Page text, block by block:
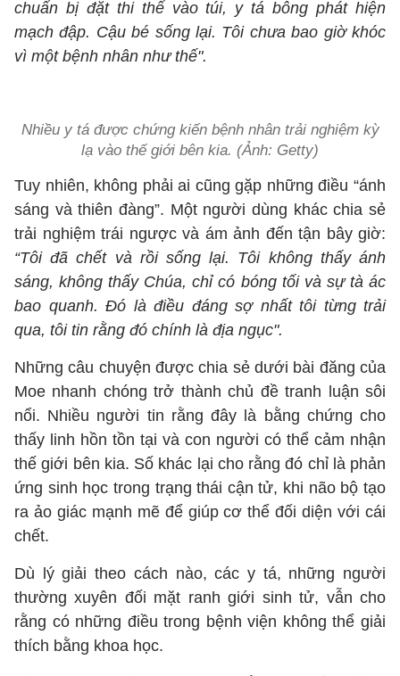
chuẩn bị đặt thi thể vào túi, y tá bỗng phát hiện
mạch đập. Cậu bé sống lại. Tôi chưa bao giờ khóc
vì một bệnh nhân như thế".
Nhiều y tá được chứng kiến bệnh nhân trải nghiệm kỳ
lạ vào thế giới bên kia. (Ảnh: Getty)
Tuy nhiên, không phải ai cũng gặp những điều “ánh
sáng và thiên đàng”. Một người dùng khác chia sẻ
trải nghiệm trái ngược và ám ảnh đến tận bây giờ:
“Tôi đã chết và rồi sống lại. Tôi không thấy ánh
sáng, không thấy Chúa, chỉ có bóng tối và sự tà ác
bao quanh. Đó là điều đáng sợ nhất tôi từng trải
qua, tôi tin rằng đó chính là địa ngục".
Những câu chuyện được chia sẻ dưới bài đăng của
Moe nhanh chóng trở thành chủ đề tranh luận sôi
nổi. Nhiều người tin rằng đây là bằng chứng cho
thấy linh hồn tồn tại và con người có thể cảm nhận
thế giới bên kia. Số khác lại cho rằng đó chỉ là phản
ứng sinh học trong trạng thái cận tử, khi não bộ tạo
ra ảo giác mạnh mẽ để giúp cơ thể đối diện với cái
chết.
Dù lý giải theo cách nào, các y tá, những người
thường xuyên đối mặt ranh giới sinh tử, vẫn cho
rằng có những điều trong bệnh viện không thể giải
thích bằng khoa học.